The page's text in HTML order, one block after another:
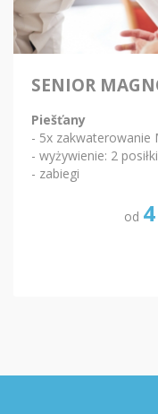
SENIOR
Piešťany
- 5x zakwaterowanie
- wyżywienie: 2
- zabiegi
od